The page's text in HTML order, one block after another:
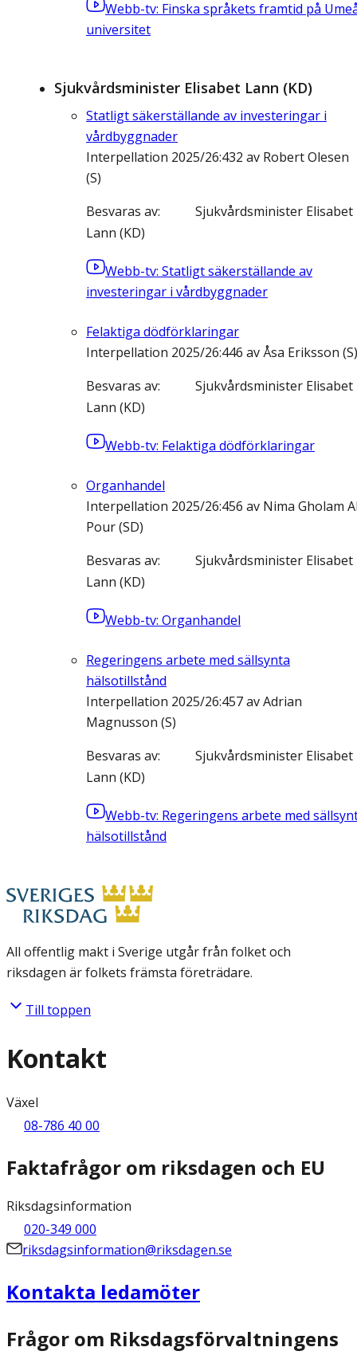
Webb-tv: Finska språkets framtid på
universitet
Sjukvårdsminister Elisabet Lann (KD)
Statligt säkerställande av investeringar i
vårdbyggnader
Interpellation 2025/26:432 av Robert Olesen
(S)
Besvaras av
Sjukvårdsminister Elisabet
Lann (KD)
Webb-tv: Statligt säkerställande av
investeringar i vårdbyggnader
Felaktiga dödförklaringar
Interpellation 2025/26:446 av Åsa Eriksson (S)
Besvaras av
Sjukvårdsminister Elisabet
Lann (KD)
Webb-tv: Felaktiga dödförklaringar
Organhandel
Interpellation 2025/26:456 av Nima Gholam
Pour (SD)
Besvaras av
Sjukvårdsminister Elisabet
Lann (KD)
Webb-tv: Organhandel
Regeringens arbete med sällsynta
hälsotillstånd
Interpellation 2025/26:457 av Adrian
Magnusson (S)
Besvaras av
Sjukvårdsminister Elisabet
Lann (KD)
Webb-tv: Regeringens arbete med
hälsotillstånd
All offentlig makt i Sverige utgår från folket och
riksdagen är folkets främsta företrädare.
Till toppen
Kontakt
Växel
08-786 40 00
Faktafrågor om riksdagen och EU
Riksdagsinformation
020-349 000
riksdagsinformation@riksdagen.se
Kontakta ledamöter
Frågor om Riksdagsförvaltningens